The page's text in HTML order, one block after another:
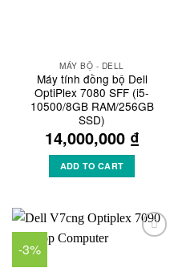
MÁY BỘ - DELL
Máy tính đồng bộ Dell
OptiPlex 7080 SFF (i5-
10500/8GB RAM/256GB
SSD)
14,000,000 ₫
ADD TO CART
-3%